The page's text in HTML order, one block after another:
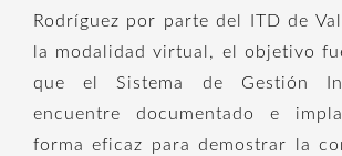
Rodríguez por parte del ITD de
la modalidad virtual, el objetivo
que el Sistema de Gestión
encuentre documentado e
forma eficaz para demostrar la